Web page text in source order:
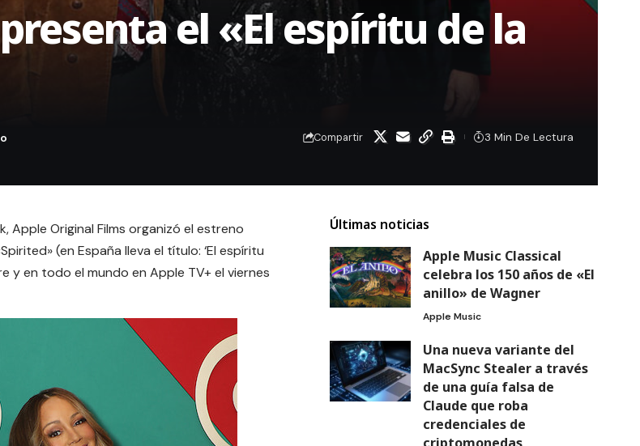
el «El espíritu de la
Compartir 3 Min De Lectura
Apple Original Films organizó el estreno
Spirited» (en España lleva el título: ‘El espíritu
y en todo el mundo en Apple TV+ el viernes
Últimas noticias
Apple Music Classical
celebra los 150 años de «El
anillo» de Wagner
Apple Music
Una nueva variante del
MacSync Stealer a través
de una guía falsa de
Claude que roba
credenciales de